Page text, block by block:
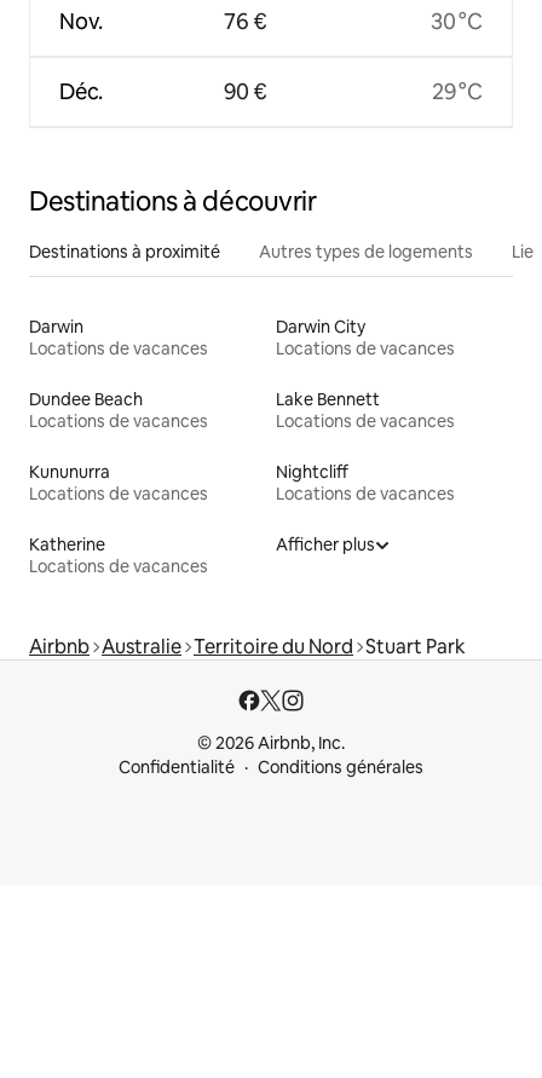
Nov.
Déc.
76 €
90 €
30 °C
29 °C
Destinations à découvrir
Destinations à proximité Autres types de logements
Darwin
Locations de vacances
Darwin City
Locations de vacances
Dundee Beach
Locations de vacances
Lake Bennett
Locations de vacances
Kununurra
Locations de vacances
Nightcliff
Locations de vacances
Katherine
Locations de vacances
Afficher plus
Airbnb Australie Territoire du Nord Stuart Park
© 2026 Airbnb, Inc.
Confidentialité
Conditions générales